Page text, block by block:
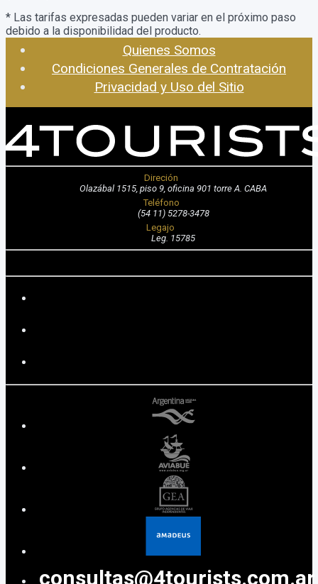
* Las tarifas expresadas pueden variar en el próximo paso
debido a la disponibilidad del producto.
Quienes Somos
Condiciones Generales de Contratación
Privacidad y Uso del Sitio
Direción
Olazábal 1515, piso 9, oficina 901 torre A. CABA
Teléfono
(54 11) 5278-3478
Legajo
Leg. 15785
consultas@4tourists.com.ar